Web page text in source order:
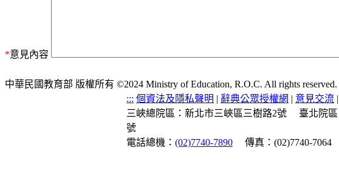
*意見內容
中華民國教育部 版權所有 ©2024 Ministry of Education, R.O.C. All rights reserved.
::: 個資法及隱私聲明 | 辭典公眾授權網 | 意見交流 |
三峽總院區：新北市三峽區三樹路2號
臺北院
號
電話總機： (02)7740-7890 傳真：(02)7740-7064